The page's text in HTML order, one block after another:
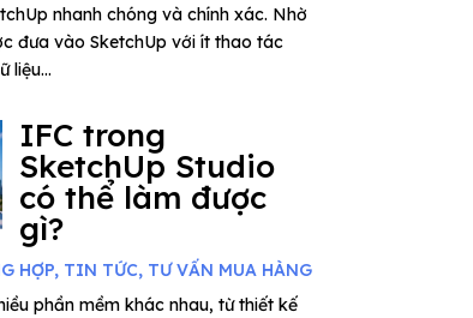
nhanh chóng và chính xác. Nhờ
đưa vào SketchUp với ít thao tác
liệu...
IFC trong
SketchUp Studio
có thể làm được
gì?
HỢP, TIN TỨC, TƯ VẤN MUA HÀNG
phần mềm khác nhau, từ thiết kế